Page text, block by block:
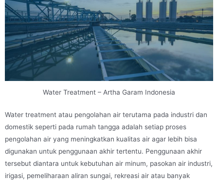
Water Treatment – Artha Garam Indonesia
Water treatment atau pengolahan air terutama pada industri dan
domestik seperti pada rumah tangga adalah setiap proses
pengolahan air yang meningkatkan kualitas air agar lebih bisa
digunakan untuk penggunaan akhir tertentu. Penggunaan akhir
tersebut diantara untuk kebutuhan air minum, pasokan air industri,
irigasi, pemeliharaan aliran sungai, rekreasi air atau banyak